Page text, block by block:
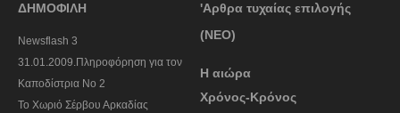
ΔΗΜΟΦΙΛΗ
Newsflash 3
31.01.2009.Πληροφόρηση για τον
Καποδίστρια Νο 2
To Χωριό Σέρβου Αρκαδίας
'Αρθρα τυχαίας επιλογής
(ΝΕΟ)
Η αιώρα
Χρόνος-Κρόνος